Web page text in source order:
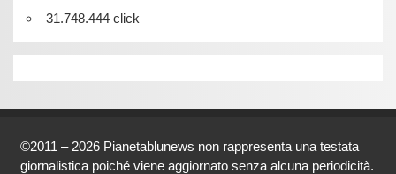
31.748.444 click
©2011 – 2026 Pianetablunews non rappresenta una testata
giornalistica poiché viene aggiornato senza alcuna periodicità.